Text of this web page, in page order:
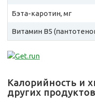
Бэта-каротин, мг
Витамин B5
Калорийность и
других продуктов